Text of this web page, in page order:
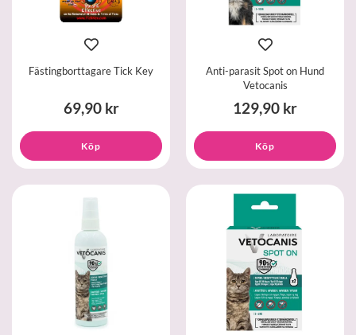
Fästingborttagare Tick Key
69,90 kr
Köp
Anti-parasit Spot on Hund
Vetocanis
129,90 kr
Köp